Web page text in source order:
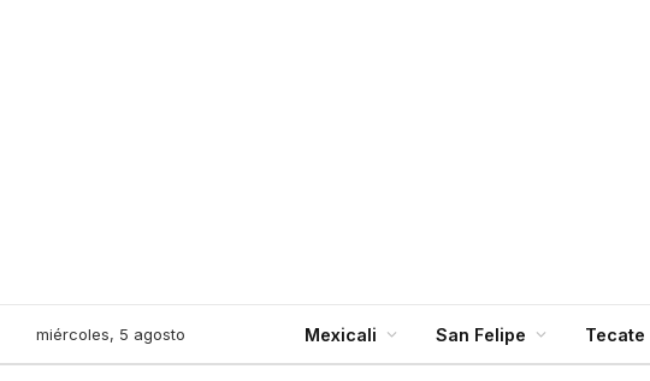
miércoles, 5 agosto Mexicali San Felipe Tecate